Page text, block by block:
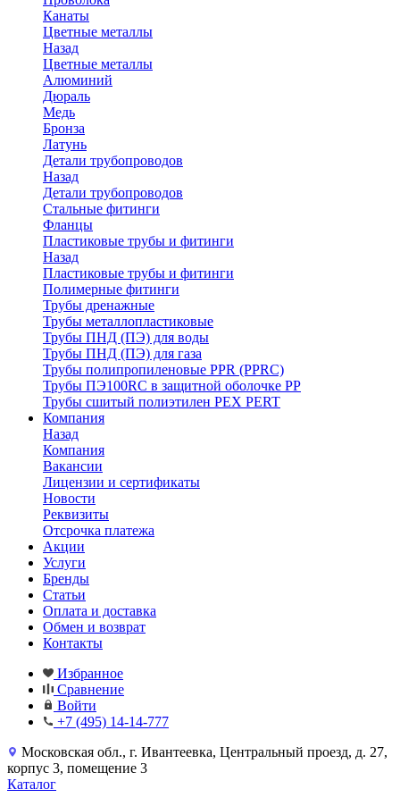
Канаты
Цветные металлы
Назад
Цветные металлы
Алюминий
Дюраль
Медь
Бронза
Латунь
Детали трубопроводов
Назад
Детали трубопроводов
Стальные фитинги
Фланцы
Пластиковые трубы и фитинги
Назад
Пластиковые трубы и фитинги
Полимерные фитинги
Трубы дренажные
Трубы металлопластиковые
Трубы ПНД (ПЭ) для воды
Трубы ПНД (ПЭ) для газа
Трубы полипропиленовые PPR (PPRC)
Трубы ПЭ100RC в защитной оболочке PP
Трубы сшитый полиэтилен PEX PERT
Компания
Назад
Компания
Вакансии
Лицензии и сертификаты
Новости
Реквизиты
Отсрочка платежа
Акции
Услуги
Бренды
Статьи
Оплата и доставка
Обмен и возврат
Контакты
Избранное
Сравнение
Войти
+7 (495) 14-14-777
Московская обл., г. Ивантеевка, Центральный проезд, д. 27,
корпус 3, помещение 3
Каталог